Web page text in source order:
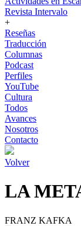
Revista Intervalo
+
Reseñas
Traducción
Columnas
Podcast
Perfiles
YouTube
Cultura
Todos
Avances
Nosotros
Contacto
Volver
LA
FRANZ KAFKA